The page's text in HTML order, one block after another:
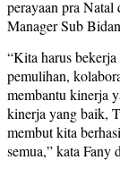
perayaan pra
Manager Sub
“Kita harus
pemulihan,
membantu kinerja
kinerja yang baik,
membut kita
semua,” kata Fany